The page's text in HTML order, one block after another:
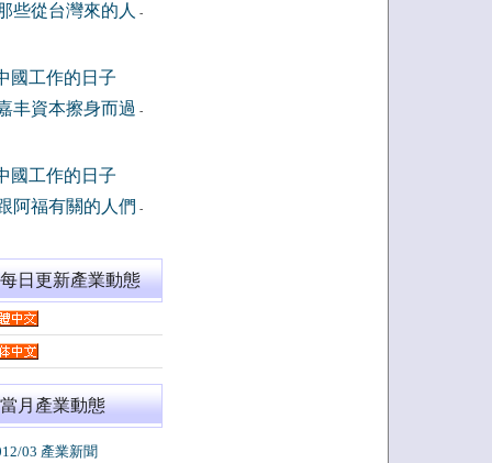
些從台灣來的人
-
國工作的日子
丰資本擦身而過 -
國工作的日子
阿福有關的人們 -
日更新產業動態
當月產業動態
03 產業新聞